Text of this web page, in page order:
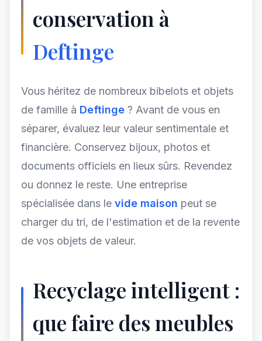
conservation à
Deftinge
Vous héritez de nombreux bibelots et objets
de famille à Deftinge ? Avant de vous en
séparer, évaluez leur valeur sentimentale et
financière. Conservez bijoux, photos et
documents officiels en lieux sûrs. Revendez
ou donnez le reste. Une entreprise
spécialisée dans le vide maison peut se
charger du tri, de l'estimation et de la revente
de vos objets de valeur.
Recyclage intelligent :
que faire des meubles